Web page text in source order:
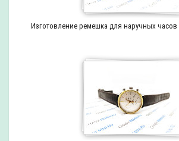
Изготовление ремешка для наручных часов